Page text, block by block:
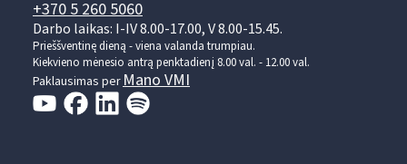
+370 5 260 5060
Darbo laikas: I-IV 8.00-17.00, V 8.00-15.45.
Prieššventinę dieną - viena valanda trumpiau.
Kiekvieno mėnesio antrą penktadienį 8.00 val. - 12.00 val.
Paklausimas perMano VMI